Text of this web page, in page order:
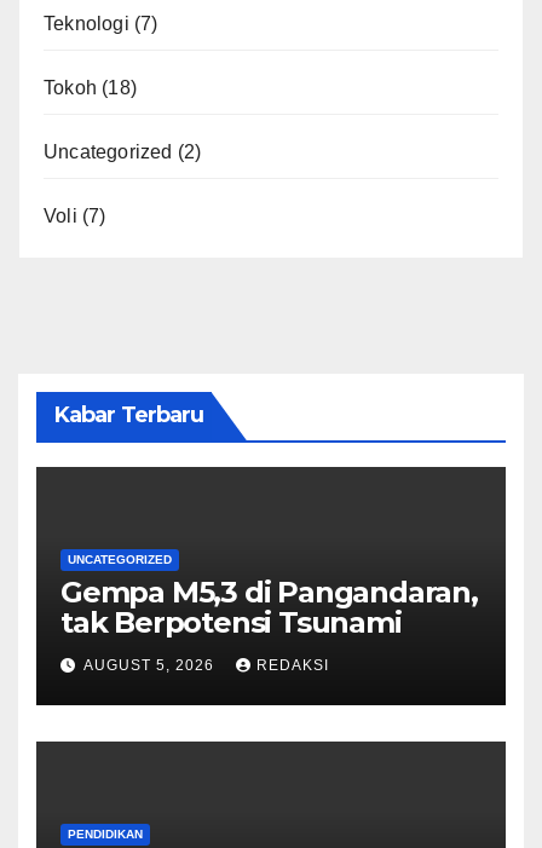
Teknologi (7)
Tokoh (18)
Uncategorized (2)
Voli (7)
Kabar Terbaru
UNCATEGORIZED
Gempa M5,3 di Pangandaran,
tak Berpotensi Tsunami
AUGUST 5, 2026 REDAKSI
PENDIDIKAN